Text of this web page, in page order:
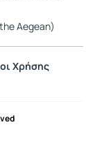
Aegean)
Χρήσης